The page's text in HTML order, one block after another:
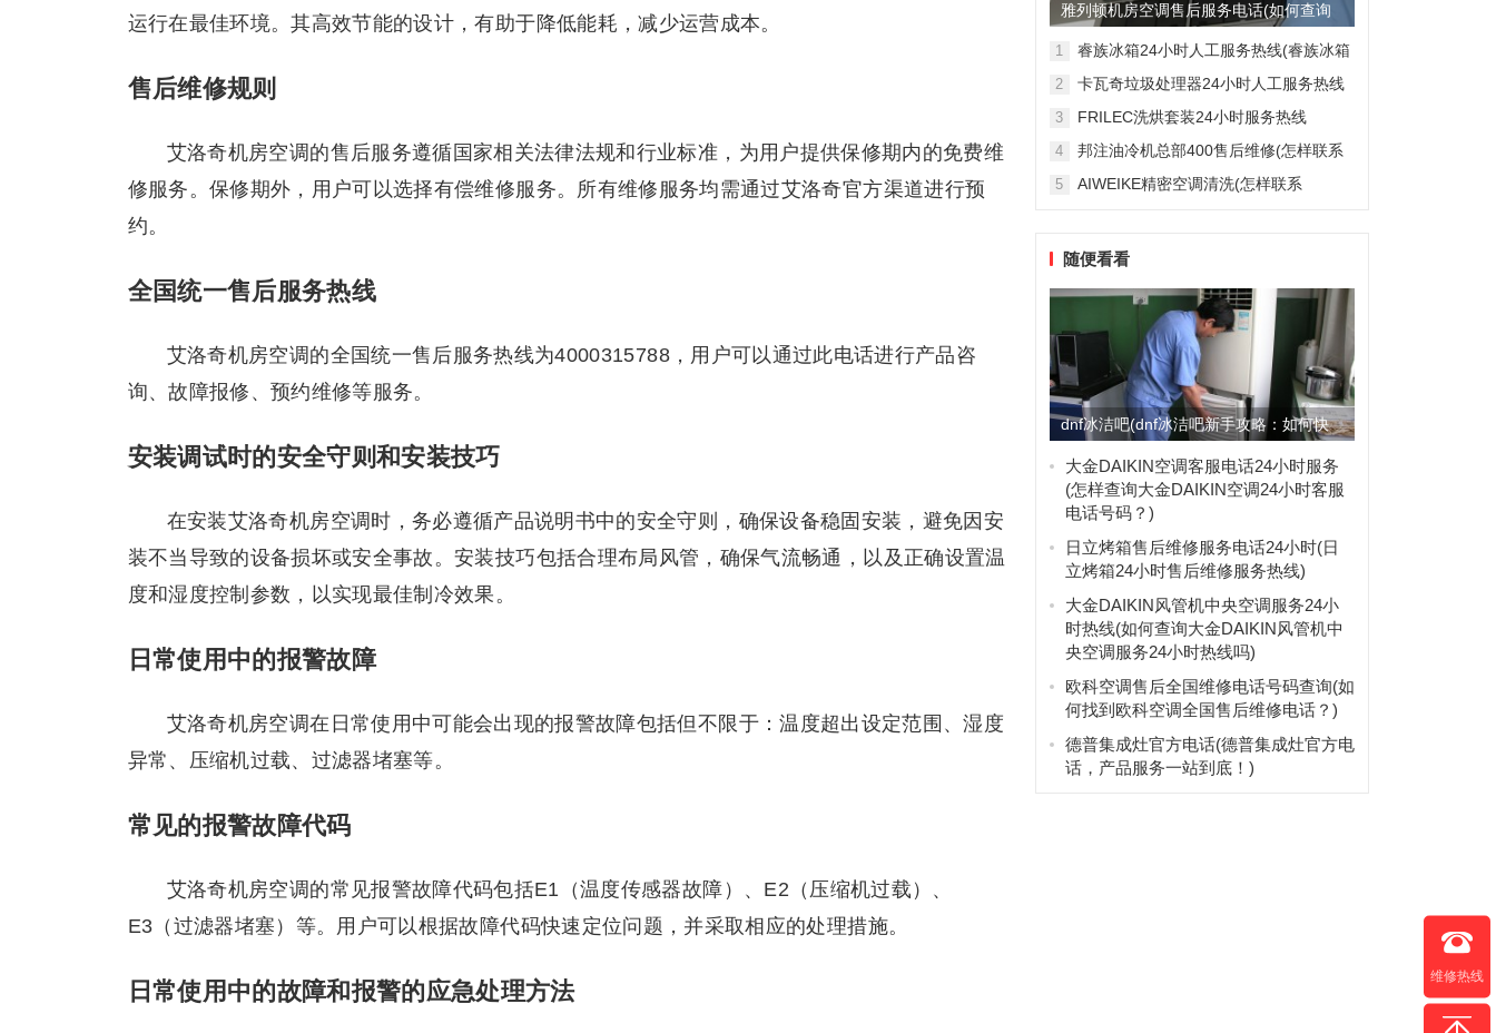
运行在最佳环境。其高效节能的设计，有助于降低能耗，减少运营成本。
售后维修规则
艾洛奇机房空调的售后服务遵循国家相关法律法规和行业标准，为用户提供保修期内的免费维
修服务。保修期外，用户可以选择有偿维修服务。所有维修服务均需通过艾洛奇官方渠道进行预
约。
全国统一售后服务热线
艾洛奇机房空调的全国统一售后服务热线为4000315788，用户可以通过此电话进行产品咨
询、故障报修、预约维修等服务。
安装调试时的安全守则和安装技巧
在安装艾洛奇机房空调时，务必遵循产品说明书中的安全守则，确保设备稳固安装，避免因安
装不当导致的设备损坏或安全事故。安装技巧包括合理布局风管，确保气流畅通，以及正确设置温
度和湿度控制参数，以实现最佳制冷效果。
日常使用中的报警故障
艾洛奇机房空调在日常使用中可能会出现的报警故障包括但不限于：温度超出设定范围、湿度
异常、压缩机过载、过滤器堵塞等。
常见的报警故障代码
艾洛奇机房空调的常见报警故障代码包括E1（温度传感器故障）、E2（压缩机过载）、
E3（过滤器堵塞）等。用户可以根据故障代码快速定位问题，并采取相应的处理措施。
日常使用中的故障和报警的应急处理方法
雅列顿机房空调售后服务电话(如何查询
雅列顿机房空调售后服务电...
1
睿族冰箱24小时人工服务热线(睿族冰箱
2
卡瓦奇垃圾处理器24小时人工服务热线
是多少？)
3
FRILEC洗烘套装24小时服务热线
少？)
4
邦注油冷机总部400售后维修(怎样联系
5
AIWEIKE精密空调清洗(怎样联系
随便看看
dnf冰洁吧(dnf冰洁吧新手攻略：如何快
速提升角色等级？)
大金DAIKIN空调客服电话24小时服务
(怎样查询大金DAIKIN空调24小时客服
电话号码？)
日立烤箱售后维修服务电话24小时(日
立烤箱24小时售后维修服务热线)
大金DAIKIN风管机中央空调服务24小
时热线(如何查询大金DAIKIN风管机中
央空调服务24小时热线吗)
欧科空调售后全国维修电话号码查询(如
何找到欧科空调全国售后维修电话？)
德普集成灶官方电话(德普集成灶官方电
话，产品服务一站到底！)
维修热线